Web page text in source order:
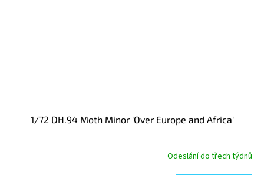
1/72 DH.94 Moth Minor 'Over Europe and Africa'
Odeslání do třech týdnů